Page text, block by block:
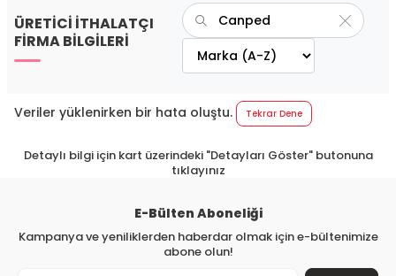
ÜRETİCİ İTHALATÇI
FİRMA BİLGİLERİ
Veriler yüklenirken bir hata oluştu. Tekrar Dene
Detaylı bilgi için kart üzerindeki "Detayları Göster" butonuna
tıklayınız
E-Bülten Aboneliği
Kampanya ve yeniliklerden haberdar olmak için e-bültenimize
abone olun!